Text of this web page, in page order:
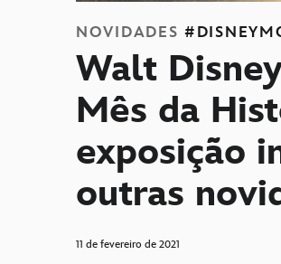
NOVIDADES
Walt
Mês da
exposição
outras
11 de fevereiro de 2021